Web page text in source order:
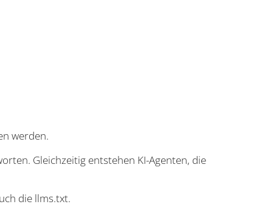
werden.
Gleichzeitig entstehen KI-Agenten, die
die llms.txt.